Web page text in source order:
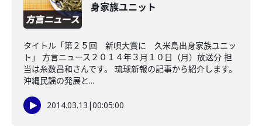
身家族ユニット
タイトル「第２５回 新唄大賞に 久米島出身家族ユニッ
ト」 方言ニュース２０１４年３月１０日（月）放送分 担
当は糸数昌和さんです。 琉球新報の記事から紹介します。
沖縄民謡の発展と...
2014.03.13 |00:05:00